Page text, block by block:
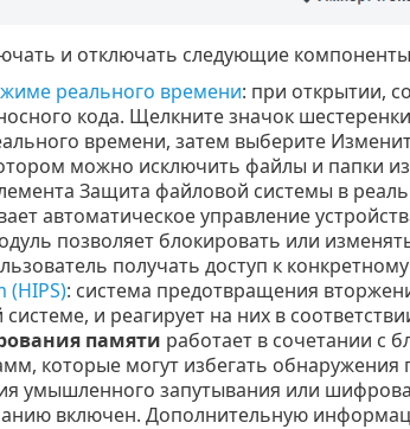
и отключать следующие
реального времени: при открытии,
кода. Щелкните значок шестеренки
времени, затем выберите
можно исключить файлы и папки
Защита файловой системы в
автоматическое управление
позволяет блокировать или
получать доступ к
(HIPS): система предотвращения
и реагирует на них в
памяти работает в сочетании с
которые могут избегать
умышленного запутывания или
включен. Дополнительную